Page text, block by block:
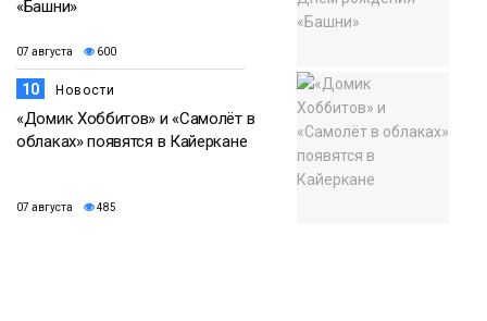
«Башни»
07 августа 600
10 Новости
«Домик Хоббитов» и «Самолёт в
облаках» появятся в Кайеркане
07 августа 485